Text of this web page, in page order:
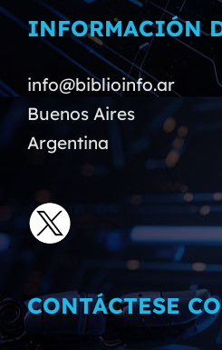
INFORMACIÓN
info@biblioinfo.ar
Buenos Aires
Argentina
CONTÁCTESE